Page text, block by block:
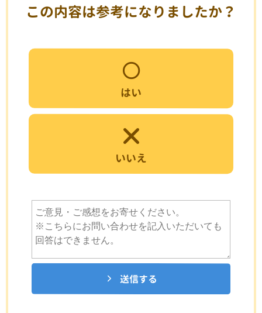
この内容は参考になりましたか？
はい
いいえ
送信する